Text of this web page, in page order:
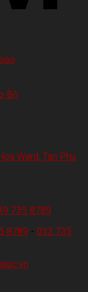
Ward, Tan Phu
735 8789
8789 - 032 735